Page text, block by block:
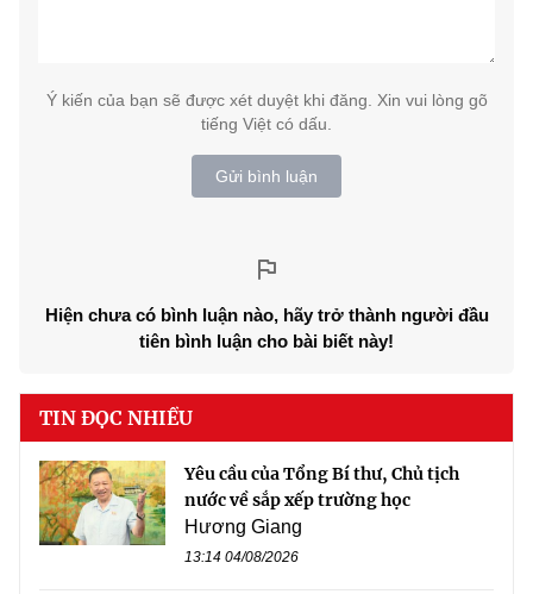
Ý kiến của bạn sẽ được xét duyệt khi đăng. Xin vui lòng gõ
tiếng Việt có dấu.
Gửi bình luận
Hiện chưa có bình luận nào, hãy trở thành người đầu
tiên bình luận cho bài biết này!
TIN ĐỌC NHIỀU
Yêu cầu của Tổng Bí thư, Chủ tịch
nước về sắp xếp trường học
Hương Giang
13:14 04/08/2026